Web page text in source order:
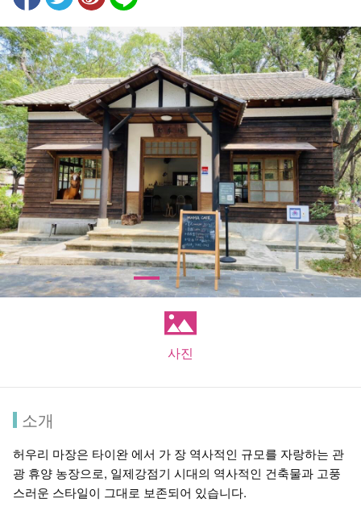
사진
소개
허우리 마장은 타이완 에서 가 장 역사적인 규모를 자랑하는 관
광 휴양 농장으로, 일제강점기 시대의 역사적인 건축물과 고풍
스러운 스타일이 그대로 보존되어 있습니다.